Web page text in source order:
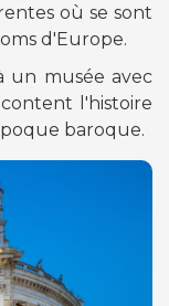
où se sont
d'Europe.
un musée avec
l'histoire
baroque.